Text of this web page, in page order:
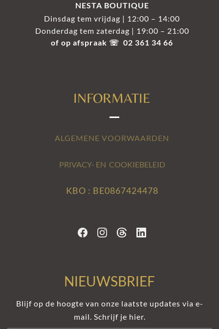
NESTA BOUTIQUE
Dinsdag tem vrijdag | 12:00 – 14:00
Donderdag tem zaterdag | 19:00 – 21:00
of op afspraak ☏ 02 361 34 66
INFORMATIE
ALGEMENE VOORWAARDEN
PRIVACY- EN COOKIEBELEID
KBO : BE0867424478
NIEUWSBRIEF
Blijf op de hoogte van onze laatste updates via e-
mail. Schrijf je hier.